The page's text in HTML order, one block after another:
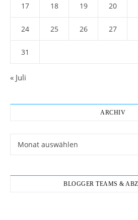
17 18 19 20
24 25 26 27
31
« Juli
ARCHIV
BLOGGER TEAMS &